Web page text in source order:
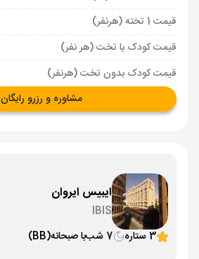
قیمت 1 تخته (هرنفر)
قیمت کودک با تخت (هر نفر)
قیمت کودک بدون تخت (هرنفر)
مشاوره و رزرو رایگان
ایبیس ایروان
IBIS
3 ستاره
7 شب با صبحانه(BB)